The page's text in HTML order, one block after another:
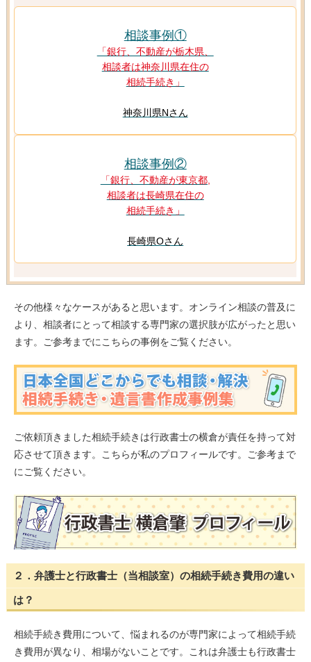
相談事例①
「銀行、不動産が栃木県、
相談者は神奈川県在住の
相続手続き」
神奈川県Nさん
相談事例②
「銀行、不動産が東京都,
相談者は長崎県在住の
相続手続き」
長崎県Oさん
その他様々なケースがあると思います。オンライン相談の普及に
より、相談者にとって相談する専門家の選択肢が広がったと思い
ます。ご参考までにこちらの事例をご覧ください。
ご依頼頂きました相続手続きは行政書士の横倉が責任を持って対
応させて頂きます。こちらが私のプロフィールです。ご参考まで
にご覧ください。
２．弁護士と行政書士（当相談室）の相続手続き費用の違い
は？
相続手続き費用について、悩まれるのが専門家によって相続手続
き費用が異なり、相場がないことです。これは弁護士も行政書士